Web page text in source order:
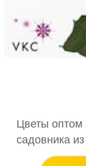
Цветы оптом
садовника